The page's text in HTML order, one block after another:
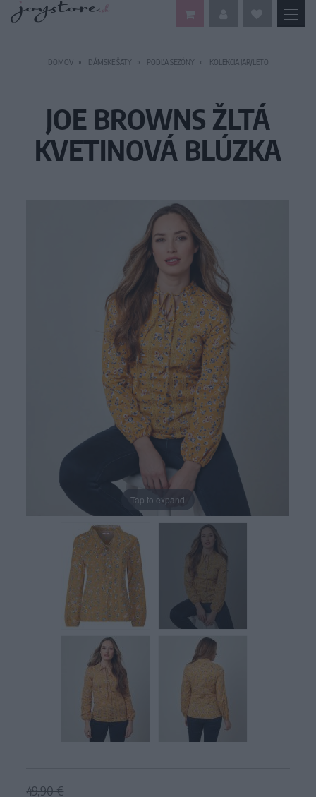
DOMOV DÁMSKE ŠATY PODĽA SEZÓNY KOLEKCIA JAR/LETO
JOE BROWNS ŽLTÁ
KVETINOVÁ BLÚZKA
Tap to expand
49,90 €